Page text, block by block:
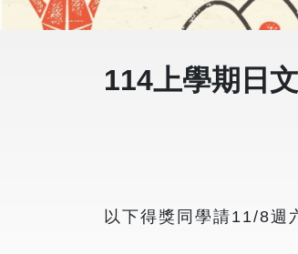
114上學期日
以下得獎同學請11/8週